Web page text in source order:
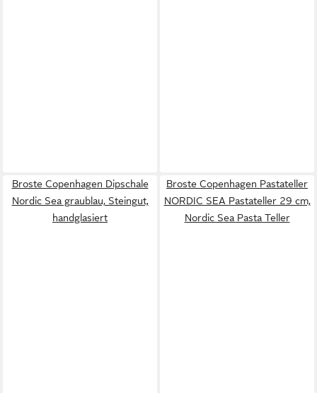
Broste Copenhagen Dipschale
Nordic Sea graublau, Steingut,
handglasiert
Broste Copenhagen Pastateller
NORDIC SEA Pastateller 29 cm,
Nordic Sea Pasta Teller